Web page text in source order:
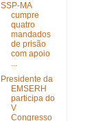
SSP-MA
cumpre
quatro
mandados
de prisão
com apoio
...
Presidente da
EMSERH
participa do
V
Congresso